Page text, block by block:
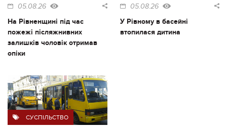
05.08.26
На Рівненщині під час
пожежі післяжнивних
залишків чоловік отримав
опіки
05.08.26
У Рівному в басейні
втопилася дитина
СУСПІЛЬСТВО